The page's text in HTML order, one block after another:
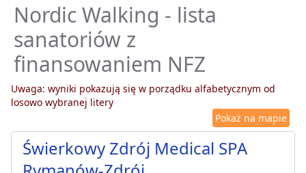
Nordic Walking - lista
sanatoriów z
finansowaniem NFZ
Uwaga: wyniki pokazują się w porządku alfabetycznym od
losowo wybranej litery
Pokaż na mapie
Świerkowy Zdrój Medical SPA